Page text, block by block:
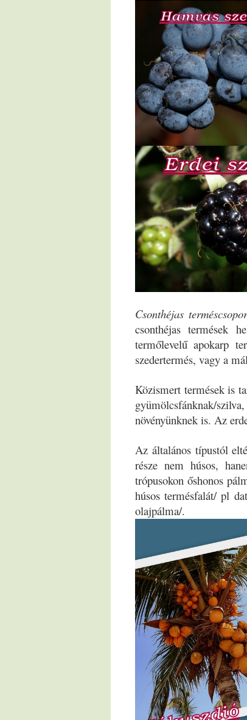
Csonthéjas
csonthéjas termések
termőlevelű apokarp
szedertermés, vagy a
Közismert termések is
gyümölcsfánknak/
növényünknek is. Az
Az általános típustól
része nem húsos,
trópusokon őshonos
húsos termésfalát/ pl
olajpálma/.